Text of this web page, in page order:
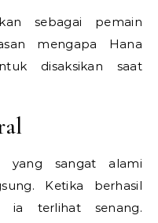
sebagai pemain
mengapa Hana
disaksikan saat
yang sangat alami
Ketika berhasil
ia terlihat senang.